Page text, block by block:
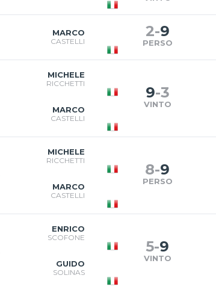
MARCO
CASTELLI
2-9
PERSO
MICHELE
RICCHETTI
MARCO
CASTELLI
9-3
VINTO
MICHELE
RICCHETTI
MARCO
CASTELLI
8-9
PERSO
ENRICO
SCOFONE
GUIDO
SOLINAS
5-9
VINTO